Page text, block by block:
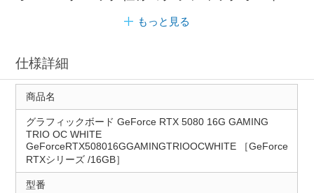
もっと見る
仕様詳細
商品名
グラフィックボード GeForce RTX 5080 16G GAMING
TRIO OC WHITE
GeForceRTX508016GGAMINGTRIOOCWHITE ［GeForce
RTXシリーズ /16GB］
型番